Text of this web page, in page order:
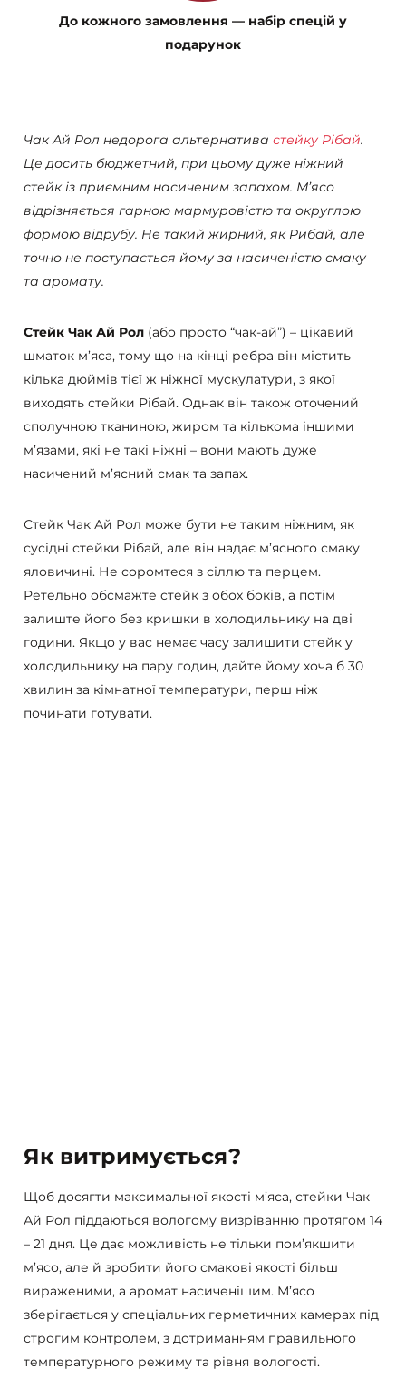
До кожного замовлення — набір спецій у
подарунок
Чак Ай Рол недорога альтернатива стейку Рібай.
Це досить бюджетний, при цьому дуже ніжний
стейк із приємним насиченим запахом. М’ясо
відрізняється гарною мармуровістю та округлою
формою відрубу. Не такий жирний, як Рибай, але
точно не поступається йому за насиченістю смаку
та аромату.
Стейк Чак Ай Рол (або просто “чак-ай”) – цікавий
шматок м’яса, тому що на кінці ребра він містить
кілька дюймів тієї ж ніжної мускулатури, з якої
виходять стейки Рібай. Однак він також оточений
сполучною тканиною, жиром та кількома іншими
м’язами, які не такі ніжні – вони мають дуже
насичений м’ясний смак та запах.
Стейк Чак Ай Рол може бути не таким ніжним, як
сусідні стейки Рібай, але він надає м’ясного смаку
яловичині. Не соромтеся з сіллю та перцем.
Ретельно обсмажте стейк з обох боків, а потім
залиште його без кришки в холодильнику на дві
години. Якщо у вас немає часу залишити стейк у
холодильнику на пару годин, дайте йому хоча б 30
хвилин за кімнатної температури, перш ніж
починати готувати.
Як витримується?
Щоб досягти максимальної якості м’яса, стейки Чак
Ай Рол піддаються вологому визріванню протягом 14
– 21 дня. Це дає можливість не тільки пом’якшити
м’ясо, але й зробити його смакові якості більш
вираженими, а аромат насиченішим. М’ясо
зберігається у спеціальних герметичних камерах під
строгим контролем, з дотриманням правильного
температурного режиму та рівня вологості.